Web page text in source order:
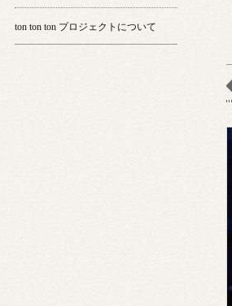
ton ton ton プロジェクトについて